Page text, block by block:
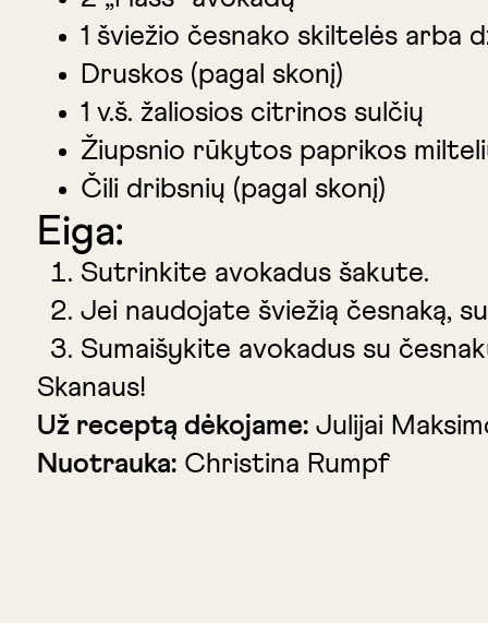
1 šviežio česnako skiltelės arba
Druskos (pagal skonį)
1 v.š. žaliosios citrinos sulčių
Žiupsnio rūkytos paprikos
Čili dribsnių (pagal skonį)
Eiga:
Sutrinkite avokadus šakute.
Jei naudojate šviežią česnaką,
Sumaišykite avokadus su
Skanaus!
Už receptą dėkojame:Julijai
Nuotrauka:Christina Rumpf